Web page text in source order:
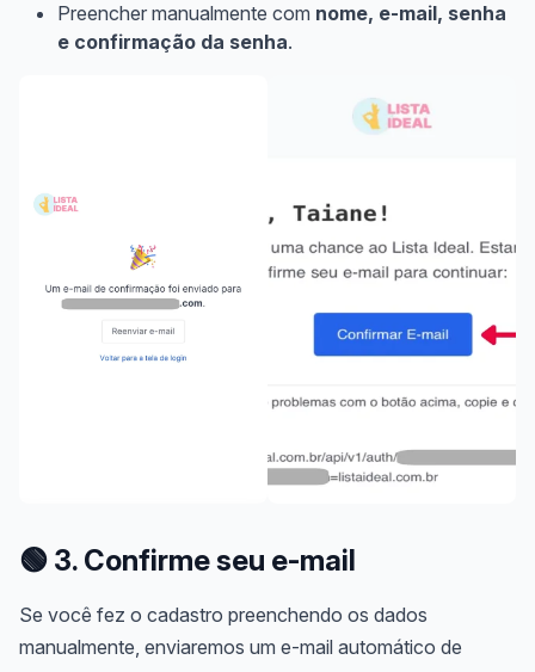
Preencher manualmente com nome, e-mail, senha
e confirmação da senha.
🟢 3. Confirme seu e-mail
Se você fez o cadastro preenchendo os dados
manualmente, enviaremos um e-mail automático de